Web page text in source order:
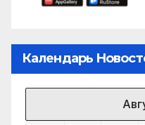
Календарь